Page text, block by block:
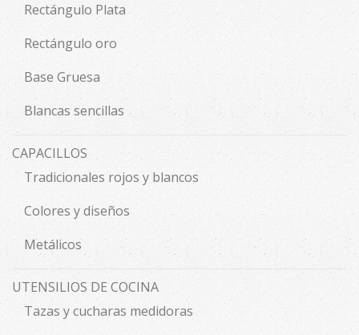
Rectángulo Plata
Rectángulo oro
Base Gruesa
Blancas sencillas
CAPACILLOS
Tradicionales rojos y blancos
Colores y diseños
Metálicos
UTENSILIOS DE COCINA
Tazas y cucharas medidoras